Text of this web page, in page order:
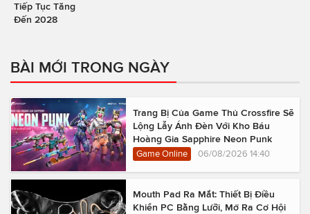
Tiếp Tục Tăng
Đến 2028
BÀI MỚI TRONG NGÀY
Trang Bị Của Game Thủ Crossfire Sẽ
Lộng Lẫy Ánh Đèn Với Kho Báu
Hoàng Gia Sapphire Neon Punk
Game Online 06/08/2026 14:40
Mouth Pad Ra Mắt: Thiết Bị Điều
Khiển PC Bằng Lưỡi, Mở Ra Cơ Hội